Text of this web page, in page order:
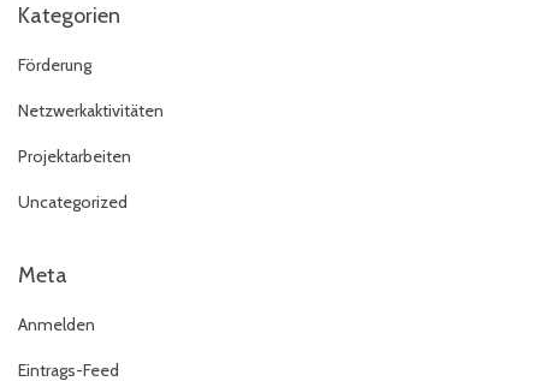
Kategorien
Förderung
Netzwerkaktivitäten
Projektarbeiten
Uncategorized
Meta
Anmelden
Eintrags-Feed